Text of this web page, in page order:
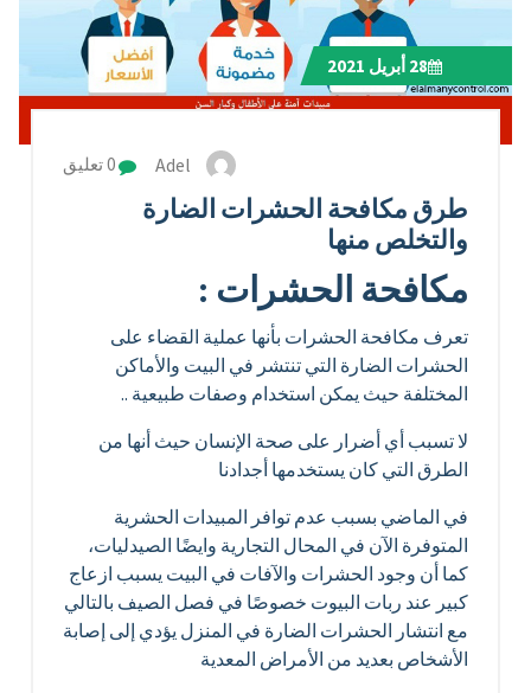
28 أبريل 2021
Adel
طرق مكافحة الحشرات الضارة
والتخلص منها
مكافحة الحشرات :
تعرف مكافحة الحشرات بأنها عملية القضاء على
الحشرات الضارة التي تنتشر في البيت والأماكن
المختلفة حيث يمكن استخدام وصفات طبيعية ..
لا تسبب أي أضرار على صحة الإنسان حيث أنها من
الطرق التي كان يستخدمها أجدادنا
في الماضي بسبب عدم توافر المبيدات الحشرية
المتوفرة الآن في المحال التجارية وايضًا الصيدليات،
كما أن وجود الحشرات والآفات في البيت يسبب ازعاج
كبير عند ربات البيوت خصوصًا في فصل الصيف بالتالي
مع انتشار الحشرات الضارة في المنزل يؤدي إلى إصابة
الأشخاص بعديد من الأمراض المعدية